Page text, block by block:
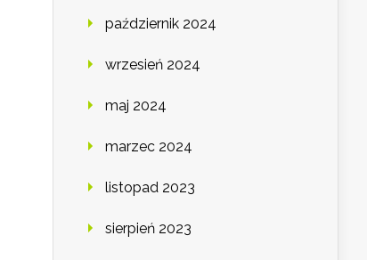
październik 2024
wrzesień 2024
maj 2024
marzec 2024
listopad 2023
sierpień 2023